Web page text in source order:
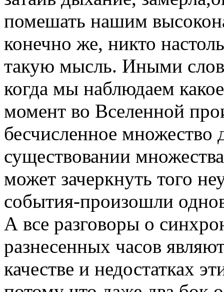
помешать нашим
конечно же, никто
такую мысль. Иными
когда мы наблюдаем
момент во Вселенной
бесчисленное множество
существовании
может зачеркнуть того
события-произошли
А все разговоры о
разнесенных часов
качестве и недостатках